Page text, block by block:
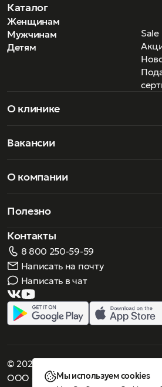
Каталог
Женщинам
Мужчинам
Детям
Sale
О клинике
Вакансии
О компании
Полезно
Контакты
8 800 250-59-59
Написать на почту
Написать в чат
© 2026 Роскошное зрение. Все
ООО «Люнеттес-оптика»
Мы используем cookies